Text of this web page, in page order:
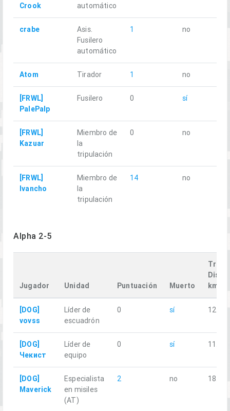
Crook
automático
crabe
Asis.
Fusilero
automático
1 no
Atom Tirador 1 no
[FRWL]
PalePalp
Fusilero 0 sí
[FRWL]
Kazuar
Miembro de
la
tripulación
0 no
[FRWL]
Ivancho
Miembro de
la
tripulación
14 no
Alpha 2-5
Jugador Unidad Puntuación Muerto
km
[DOG]
vovss
Líder de
escuadrón
0 sí 12.12
[DOG]
Чекист
Líder de
equipo
0 sí 11.31
[DOG]
Maverick
Especialista
en misiles
(AT)
2 no 18.11